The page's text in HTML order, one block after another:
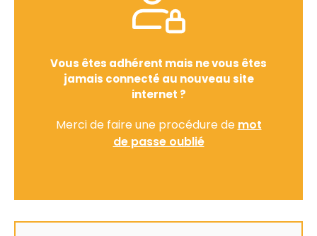
Vous êtes adhérent mais ne vous êtes
jamais connecté au nouveau site
internet ?
Merci de faire une procédure de mot
de passe oublié